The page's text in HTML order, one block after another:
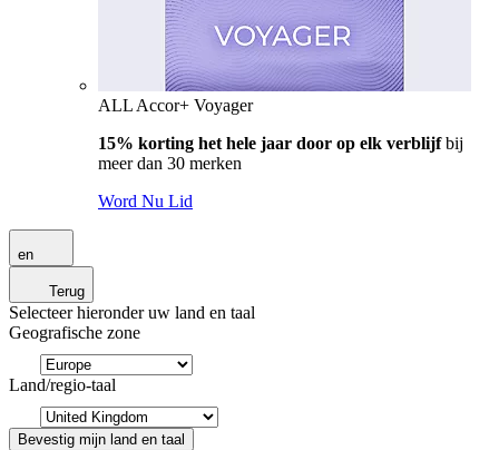
ALL Accor+ Voyager
15% korting het hele jaar door op elk verblijfbij
meer dan 30 merken
Word Nu Lid
en
Terug
Selecteer hieronder uw land en taal
Geografische zone
Land/regio-taal
Bevestig mijn land en taal